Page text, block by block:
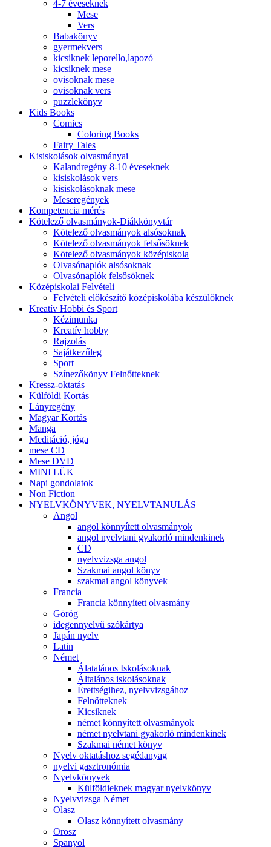
4-7 éveseknek
Mese
Vers
Babakönyv
gyermekvers
kicsiknek leporello,lapozó
kicsiknek mese
ovisoknak mese
ovisoknak vers
puzzlekönyv
Kids Books
Comics
Coloring Books
Fairy Tales
Kisiskolások olvasmányai
Kalandregény 8-10 éveseknek
kisiskolások vers
kisiskolásoknak mese
Meseregények
Kompetencia mérés
Kötelező olvasmányok-Diákkönyvtár
Kötelező olvasmányok alsósoknak
Kötelező olvasmányok felsősöknek
Kötelező olvasmányok középiskola
Olvasónaplók alsósoknak
Olvasónaplók felsősöknek
Középiskolai Felvételi
Felvételi előkészítő középiskolába készülöknek
Kreatív Hobbi és Sport
Kézimunka
Kreatív hobby
Rajzolás
Sajátkezűleg
Sport
Színezőkönyv Felnőtteknek
Kressz-oktatás
Külföldi Kortás
Lányregény
Magyar Kortás
Manga
Meditáció, jóga
mese CD
Mese DVD
MINI LÜK
Napi gondolatok
Non Fiction
NYELVKÖNYVEK, NYELVTANULÁS
Angol
angol könnyített olvasmányok
angol nyelvtani gyakorló mindenkinek
CD
nyelvvizsga angol
Szakmai angol könyv
szakmai angol könyvek
Francia
Francia könnyített olvasmány
Görög
idegennyelvű szókártya
Japán nyelv
Latin
Német
Álatalános Iskolásoknak
Általános iskolásoknak
Érettségihez, nyelvvizsgához
Felnőtteknek
Kicsiknek
német könnyített olvasmányok
német nyelvtani gyakorló mindenkinek
Szakmai német könyv
Nyelv oktatáshoz segédanyag
nyelvi gasztronómia
Nyelvkönyvek
Külföldieknek magyar nyelvkönyv
Nyelvvizsga Német
Olasz
Olasz könnyített olvasmány
Orosz
Spanyol